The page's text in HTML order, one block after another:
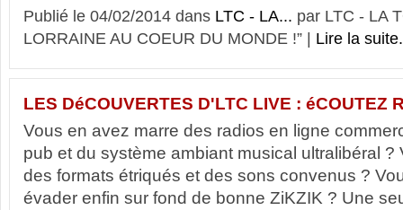
Publié le 04/02/2014 dans LTC - LA... par LTC - LA
LORRAINE AU COEUR DU MONDE !” | Lire la
LES DéCOUVERTES D'LTC LIVE : éCOUTEZ
Vous en avez marre des radios en ligne
pub et du système ambiant musical ultralibéral ?
des formats étriqués et des sons convenus ?
évader enfin sur fond de bonne ZiKZIK ? Une